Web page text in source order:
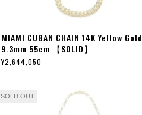
MIAMI CUBAN CHAIN 14K Yellow Gold
9.3mm 55cm 【SOLID】
¥2,644,050
SOLD OUT